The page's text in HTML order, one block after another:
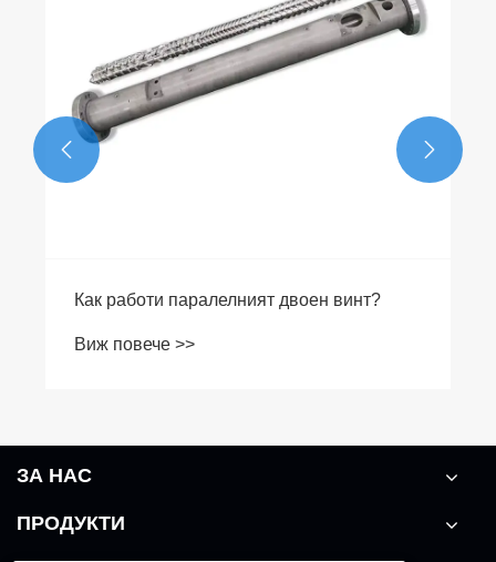
Как работи паралелният двоен винт?
Виж повече >>
 
ЗА НАС
ПРОДУКТИ